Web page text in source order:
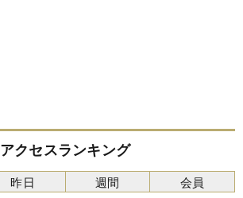
アクセスランキング
昨日 週間 会員